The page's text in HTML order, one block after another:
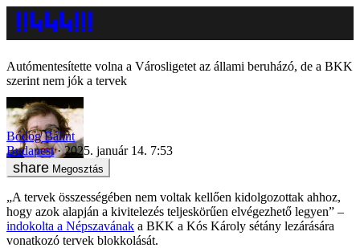
Autómentesítette volna a Városligetet az állami beruházó, de a BKK
szerint nem jók a tervek
Bódog Bálint
Budapest
2025. január 14. 7:53
Megosztás
„A tervek összességében nem voltak kellően kidolgozottak ahhoz,
hogy azok alapján a kivitelezés teljeskörűen elvégezhető legyen” –
indokolta a Népszavának a BKK a Kós Károly sétány lezárására
vonatkozó tervek blokkolását.